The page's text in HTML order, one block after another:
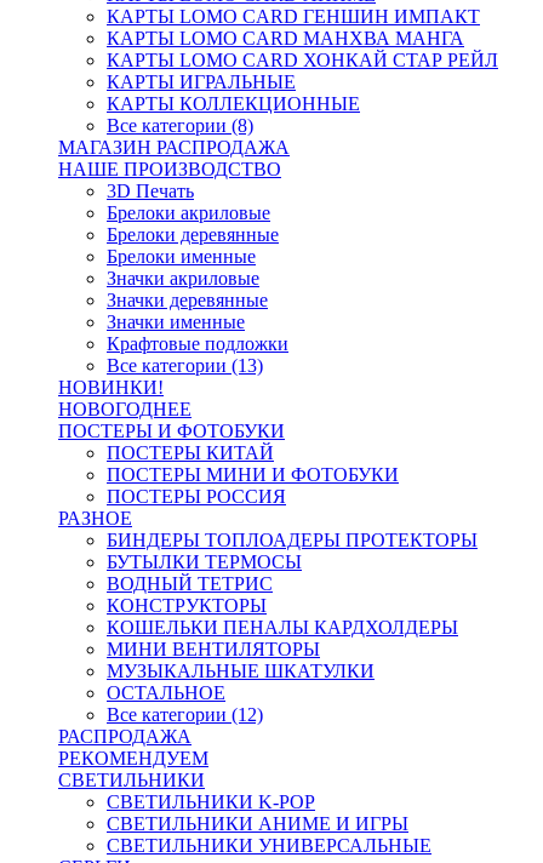
КАРТЫ LOMO CARD ГЕНШИН ИМПАКТ
КАРТЫ LOMO CARD МАНХВА МАНГА
КАРТЫ LOMO CARD ХОНКАЙ СТАР РЕЙЛ
КАРТЫ ИГРАЛЬНЫЕ
КАРТЫ КОЛЛЕКЦИОННЫЕ
Все категории (8)
МАГАЗИН РАСПРОДАЖА
НАШЕ ПРОИЗВОДСТВО
3D Печать
Брелоки акриловые
Брелоки деревянные
Брелоки именные
Значки акриловые
Значки деревянные
Значки именные
Крафтовые подложки
Все категории (13)
НОВИНКИ!
НОВОГОДНЕЕ
ПОСТЕРЫ И ФОТОБУКИ
ПОСТЕРЫ КИТАЙ
ПОСТЕРЫ МИНИ И ФОТОБУКИ
ПОСТЕРЫ РОССИЯ
РАЗНОЕ
БИНДЕРЫ ТОПЛОАДЕРЫ ПРОТЕКТОРЫ
БУТЫЛКИ ТЕРМОСЫ
ВОДНЫЙ ТЕТРИС
КОНСТРУКТОРЫ
КОШЕЛЬКИ ПЕНАЛЫ КАРДХОЛДЕРЫ
МИНИ ВЕНТИЛЯТОРЫ
МУЗЫКАЛЬНЫЕ ШКАТУЛКИ
ОСТАЛЬНОЕ
Все категории (12)
РАСПРОДАЖА
РЕКОМЕНДУЕМ
СВЕТИЛЬНИКИ
СВЕТИЛЬНИКИ K-POP
СВЕТИЛЬНИКИ АНИМЕ И ИГРЫ
СВЕТИЛЬНИКИ УНИВЕРСАЛЬНЫЕ